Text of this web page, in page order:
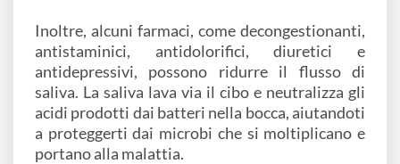
Inoltre, alcuni farmaci, come decongestionanti,
antistaminici, antidolorifici, diuretici e
antidepressivi, possono ridurre il flusso di
saliva. La saliva lava via il cibo e neutralizza gli
acidi prodotti dai batteri nella bocca, aiutandoti
a proteggerti dai microbi che si moltiplicano e
portano alla malattia.